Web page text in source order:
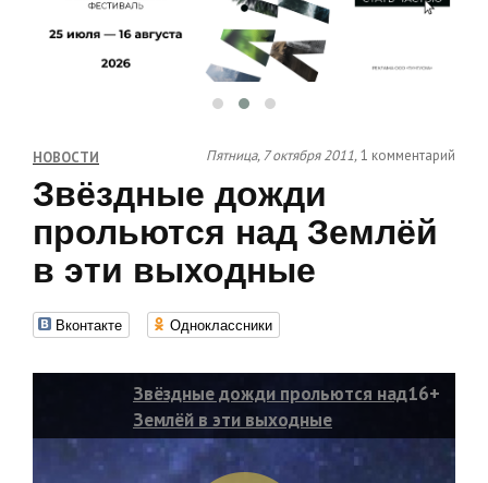
НОВОСТИ Пятница, 7 октября 2011,1 комментарий
Звёздные дожди
прольются над Землёй
в эти выходные
Вконтакте Одноклассники
Звёздные дожди прольются над
Землёй в эти выходные
16+